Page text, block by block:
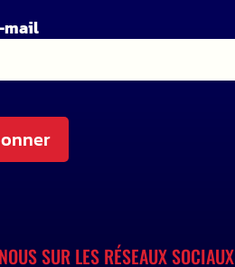
mail
SUR LES RÉSEAUX SOCIAUX